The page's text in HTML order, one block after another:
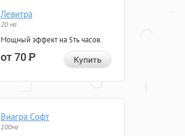
Левитра
20 мг
Мощный эффект на 5ть часов.
от 70Р Купить
Виагра Софт
100мг